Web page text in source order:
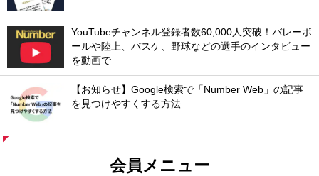
YouTubeチャンネル登録者数60,000人突破！バレーボ
ールや陸上、バスケ、野球などの選手のインタビュー
を動画で
【お知らせ】Google検索で「Number Web」の記事
を見つけやすくする方法
会員メニュー